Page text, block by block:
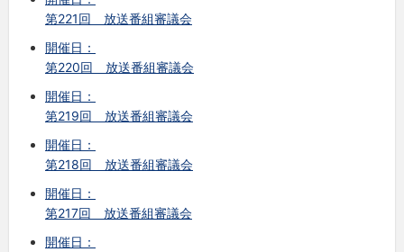
第221回 放送番組審議会
開催日：
第220回 放送番組審議会
開催日：
第219回 放送番組審議会
開催日：
第218回 放送番組審議会
開催日：
第217回 放送番組審議会
開催日：